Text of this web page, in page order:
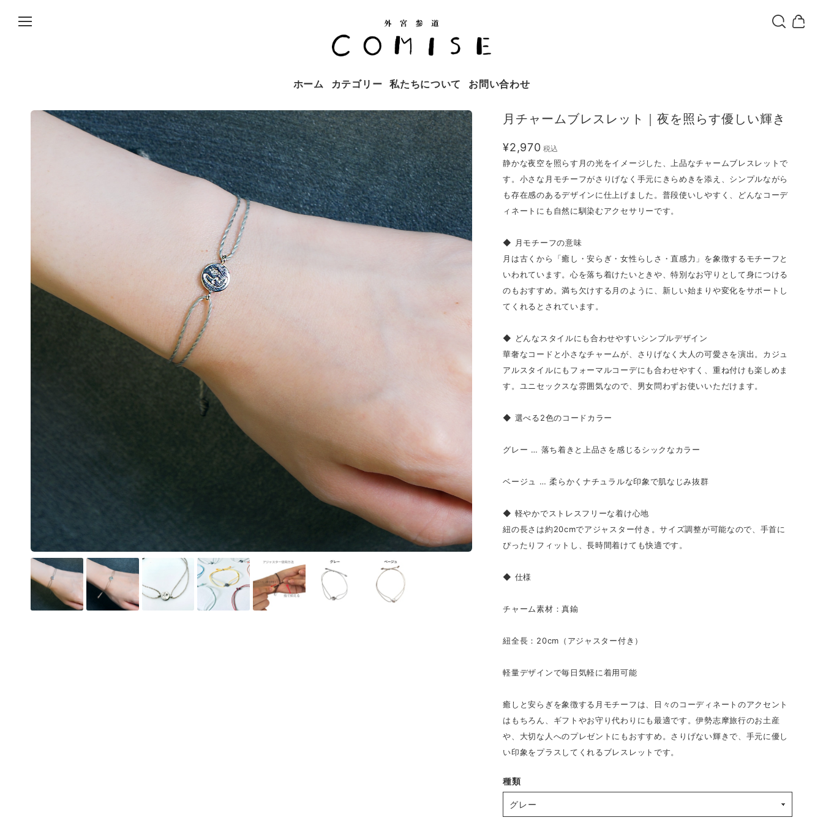
ホーム カテゴリー 私たちについて お問い合わせ
月チャームブレスレット｜夜を照らす優しい輝き
¥2,970 税込
静かな夜空を照らす月の光をイメージした、上品なチャームブレスレットで
す。小さな月モチーフがさりげなく手元にきらめきを添え、シンプルながら
も存在感のあるデザインに仕上げました。普段使いしやすく、どんなコーデ
ィネートにも自然に馴染むアクセサリーです。
◆ 月モチーフの意味
月は古くから「癒し・安らぎ・女性らしさ・直感力」を象徴するモチーフと
いわれています。心を落ち着けたいときや、特別なお守りとして身につける
のもおすすめ。満ち欠けする月のように、新しい始まりや変化をサポートし
てくれるとされています。
◆ どんなスタイルにも合わせやすいシンプルデザイン
華奢なコードと小さなチャームが、さりげなく大人の可愛さを演出。カジュ
アルスタイルにもフォーマルコーデにも合わせやすく、重ね付けも楽しめま
す。ユニセックスな雰囲気なので、男女問わずお使いいただけます。
◆ 選べる2色のコードカラー
グレー … 落ち着きと上品さを感じるシックなカラー
ベージュ … 柔らかくナチュラルな印象で肌なじみ抜群
◆ 軽やかでストレスフリーな着け心地
紐の長さは約20cmでアジャスター付き。サイズ調整が可能なので、手首に
ぴったりフィットし、長時間着けても快適です。
◆ 仕様
チャーム素材：真鍮
紐全長：20cm（アジャスター付き）
軽量デザインで毎日気軽に着用可能
癒しと安らぎを象徴する月モチーフは、日々のコーディネートのアクセント
はもちろん、ギフトやお守り代わりにも最適です。伊勢志摩旅行のお土産
や、大切な人へのプレゼントにもおすすめ。さりげない輝きで、手元に優し
い印象をプラスしてくれるブレスレットです。
種類